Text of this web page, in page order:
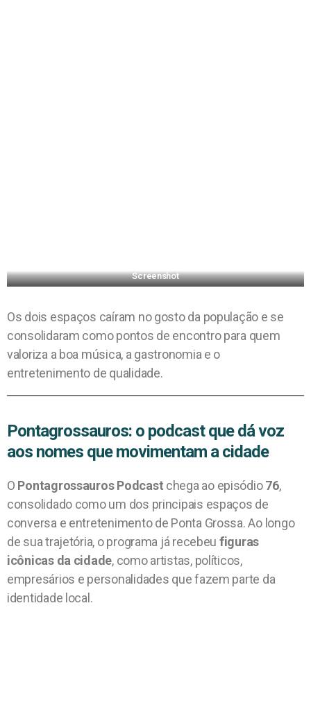
Screenshot
Os dois espaços caíram no gosto da população e se
consolidaram como pontos de encontro para quem
valoriza a boa música, a gastronomia e o
entretenimento de qualidade.
Pontagrossauros: o podcast que dá voz
aos nomes que movimentam a cidade
O Pontagrossauros Podcast chega ao episódio76,
consolidado como um dos principais espaços de
conversa e entretenimento de Ponta Grossa. Ao longo
de sua trajetória, o programa já recebeu figuras
icônicas da cidade, como artistas, políticos,
empresários e personalidades que fazem parte da
identidade local.